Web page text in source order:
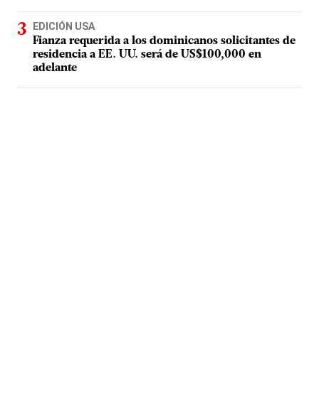
EDICIÓN USA
Fianza requerida a los dominicanos solicitantes de
residencia a EE. UU. será de US$100,000 en
adelante